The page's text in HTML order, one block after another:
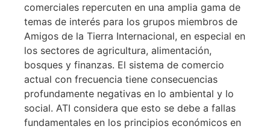
comerciales repercuten en una amplia gama de
temas de interés para los grupos miembros de
Amigos de la Tierra Internacional, en especial en
los sectores de agricultura, alimentación,
bosques y finanzas. El sistema de comercio
actual con frecuencia tiene consecuencias
profundamente negativas en lo ambiental y lo
social. ATI considera que esto se debe a fallas
fundamentales en los principios económicos en